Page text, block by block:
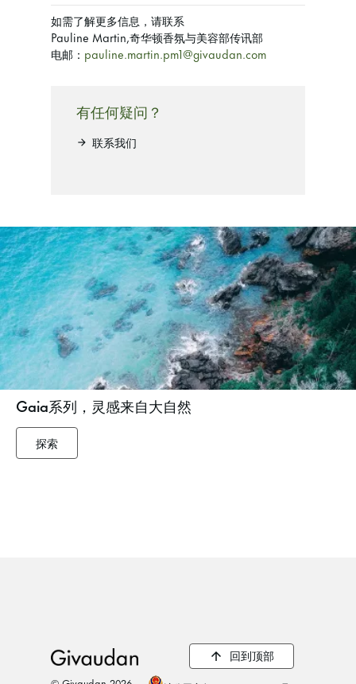
有任何疑问？
联系我们
如需了解更多信息，请联系
Pauline Martin,奇华顿香氛与美容部传讯部
电邮： pauline.martin.pm1@givaudan.com
Gaia系列，灵感来自大自然
about
探索
回到顶部